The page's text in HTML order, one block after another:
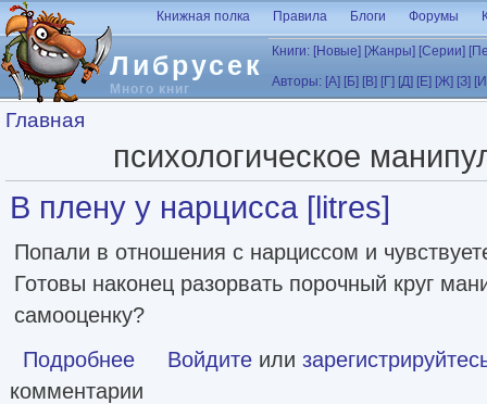
Перейти к основному содержанию
Либрусек
Много книг
Книжная полка Правила Блоги Форумы
Книги: [Новые] [Жанры] [Серии]
Авторы: [А] [Б] [В] [Г] [Д] [Е] [Ж] [З]
Вы здесь
Главная
психологическое
В плену у нарцисса [litres]
Попали в отношения с нарциссом и
Готовы наконец разорвать порочный круг
самооценку?
Подробнее о В плену у нарцисса [litres]
Войдите или
комментарии